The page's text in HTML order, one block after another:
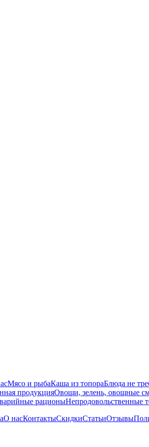
Мясо и рыбаКаша из топораБлюда не
продукцияОвощи, зелень, овощные
рационыНепродовольственные
О насКонтактыСкидкиСтатьиОтзывы